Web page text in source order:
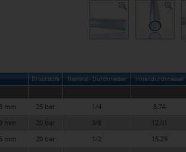
Druckstufe Nominal - Durchmesser Innendurchmesser
mm 25 bar 1/4
8,74
mm
20 bar 3/8
12,01
mm
20 bar 1/2
15,29